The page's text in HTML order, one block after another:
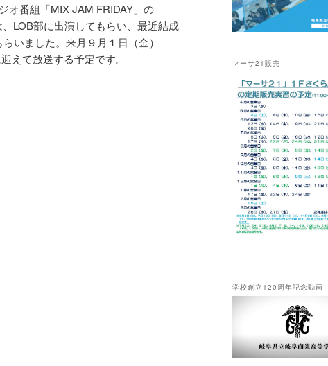
オ番組「MIX JAM FRIDAY」の
LOB部に出演してもらい、最近結成
いました。来月９月１日（金）
えて放送する予定です。
マーサ21販売
学校創立120周年記念動画